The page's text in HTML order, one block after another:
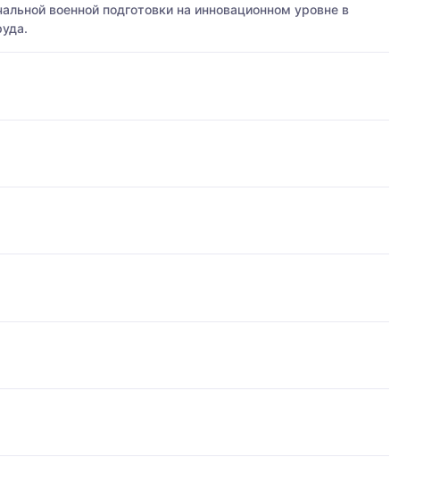
военной подготовки на инновационном уровне в